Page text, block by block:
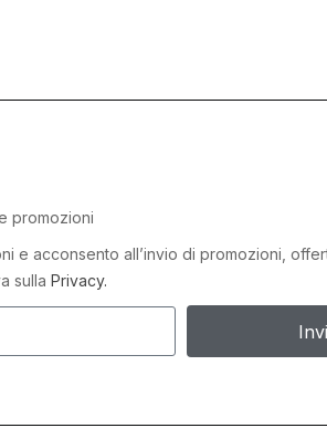
promozioni
e acconsento all’invio di promozioni,
sulla Privacy.